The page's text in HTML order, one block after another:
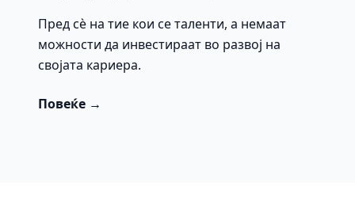
Пред сè на тие кои се таленти, а немаат
можности да инвестираат во развој на
својата кариера.
Повеќе →